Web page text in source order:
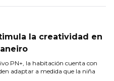
la creatividad en
PN+, la habitación cuenta con
adaptar a medida que la niña